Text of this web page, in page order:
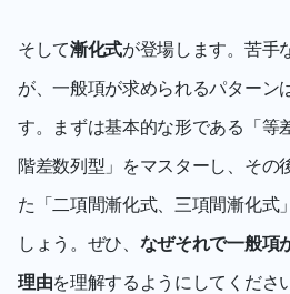
そして漸化式が登場します。苦手
が、一般項が求められるパターン
す。まずは基本的な形である「等
階差数列型」をマスターし、その
た「二項間漸化式、三項間漸化式
しょう。ぜひ、 なぜそれで一般項
理由を理解するようにしてくださ